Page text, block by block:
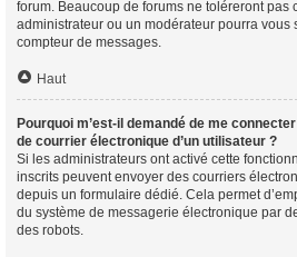
forum. Beaucoup de forums ne toléreront pas
administrateur ou un modérateur pourra vous
compteur de messages.
Haut
Pourquoi m’est-il demandé de me
de courrier électronique d’un utilisateur ?
Si les administrateurs ont activé cette
inscrits peuvent envoyer des courriers
depuis un formulaire dédié. Cela permet
du système de messagerie électronique par
des robots.